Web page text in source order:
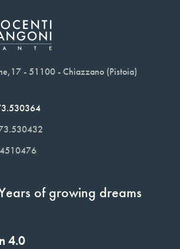
- 51100 - Chiazzano (Pistoia)
of growing dreams
4.0